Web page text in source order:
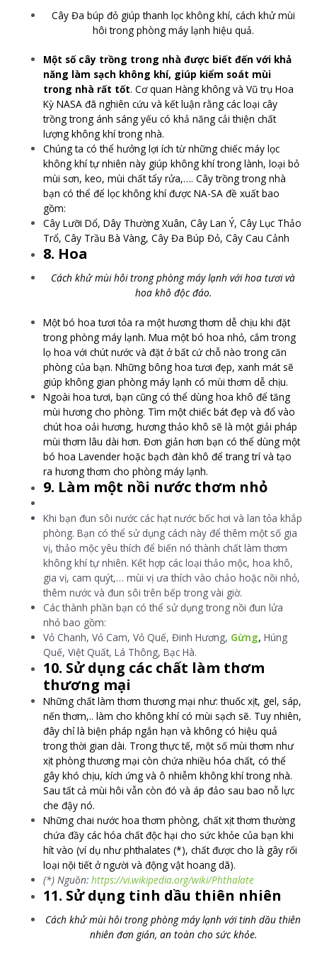
Cây Đa búp đỏ giúp thanh lọc không khí, cách khử mùi
hôi trong phòng máy lạnh hiệu quả.
Một số cây trồng trong nhà được biết đến với khả
năng làm sạch không khí, giúp kiểm soát mùi
trong nhà rất tốt. Cơ quan Hàng không và Vũ trụ Hoa
Kỳ NASA đã nghiên cứu và kết luận rằng các loại cây
trồng trong ánh sáng yếu có khả năng cải thiện chất
lượng không khí trong nhà.
Chúng ta có thể hưởng lợi ích từ những chiếc máy lọc
không khí tự nhiên này giúp không khí trong lành, loại bỏ
mùi sơn, keo, mùi chất tẩy rửa,…. Cây trồng trong nhà
bạn có thể để lọc không khí được NA-SA đề xuất bao
gồm:
Cây Lưỡi Dổ, Dây Thường Xuân,Cây Lan Ý,Cây Lục Thảo
Trổ,Cây Trầu Bà Vàng,Cây Đa Búp Đỏ,Cây Cau Cảnh
8. Hoa
Cách khử mùi hôi trong phòng máy lạnh với hoa tươi và
hoa khô độc đáo.
Một bó hoa tươi tỏa ra một hương thơm dễ chịu khi đặt
trong phòng máy lạnh. Mua một bó hoa nhỏ, cắm trong
lọ hoa với chút nước và đặt ở bất cứ chỗ nào trong căn
phòng của bạn. Những bông hoa tươi đẹp, xanh mát sẽ
giúp không gian phòng máy lạnh có mùi thơm dễ chịu.
Ngoài hoa tươi, bạn cũng có thể dùng hoa khô để tăng
mùi hương cho phòng. Tìm một chiếc bát đẹp và đổ vào
chút hoa oải hương, hương thảo khô sẽ là một giải pháp
mùi thơm lâu dài hơn. Đơn giản hơn bạn có thể dùng một
bó hoa Lavender hoặc bạch đàn khô để trang trí và tạo
ra hương thơm cho phòng máy lạnh.
9. Làm một nồi nước thơm nhỏ
Khi bạn đun sôi nước các hạt nước bốc hơi và lan tỏa khắp
phòng. Bạn có thể sử dụng cách này để thêm một số gia
vị, thảo mộc yêu thích để biến nó thành chất làm thơm
không khí tự nhiên. Kết hợp các loại thảo mộc, hoa khô,
gia vị, cam quýt,… mùi vị ưa thích vào chảo hoặc nồi nhỏ,
thêm nước và đun sôi trên bếp trong vài giờ.
Các thành phần bạn có thể sử dụng trong nồi đun lửa
nhỏ bao gồm:
Vỏ Chanh, Vỏ Cam, Vỏ Quế, Đinh Hương, Gừng,Húng
Quế, Việt Quất, Lá Thông, Bạc Hà.
10. Sử dụng các chất làm thơm
thương mại
Những chất làm thơm thương mại như: thuốc xịt, gel, sáp,
nến thơm,.. làm cho không khí có mùi sạch sẽ. Tuy nhiên,
đây chỉ là biện pháp ngắn hạn và không có hiệu quả
trong thời gian dài. Trong thực tế, một số mùi thơm như
xịt phòng thương mại còn chứa nhiều hóa chất, có thể
gây khó chịu, kích ứng và ô nhiễm không khí trong nhà.
Sau tất cả mùi hôi vẫn còn đó và áp đảo sau bao nỗ lực
che đậy nó.
Những chai nước hoa thơm phòng, chất xịt thơm thường
chứa đầy các hóa chất độc hại cho sức khỏe của bạn khi
hít vào (ví dụ như phthalates (*), chất được cho là gây rối
loại nội tiết ở người và động vật hoang dã).
(*) Nguồn:https://vi.wikipedia.org/wiki/Phthalate
11. Sử dụng tinh dầu thiên nhiên
Cách khử mùi hôi trong phòng máy lạnh với tinh dầu thiên
nhiên đơn giản, an toàn cho sức khỏe.